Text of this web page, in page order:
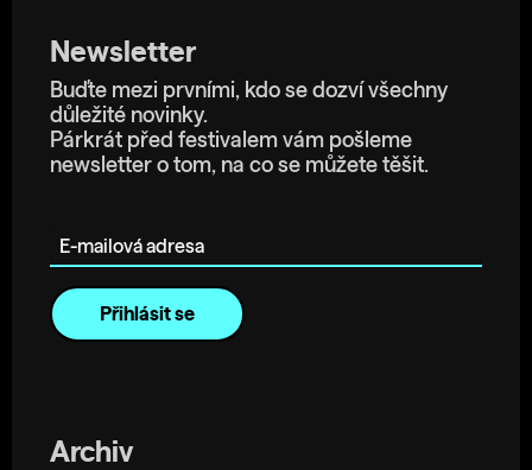
Newsletter
Buďte mezi prvními, kdo se dozví všechny
důležité novinky.
Párkrát před festivalem vám pošleme
newsletter o tom, na co se můžete těšit.
Archiv